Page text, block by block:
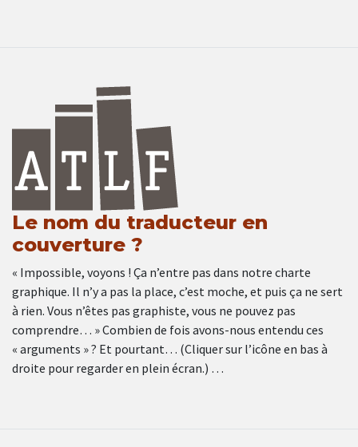
Le nom du traducteur en
couverture ?
« Impossible, voyons ! Ça n’entre pas dans notre charte
graphique. Il n’y a pas la place, c’est moche, et puis ça ne sert
à rien. Vous n’êtes pas graphiste, vous ne pouvez pas
comprendre… » Combien de fois avons-nous entendu ces
« arguments » ? Et pourtant… (Cliquer sur l’icône en bas à
droite pour regarder en plein écran.) …